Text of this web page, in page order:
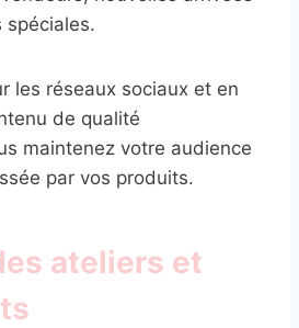
spéciales.
les réseaux sociaux et en
de qualité
maintenez votre audience
par vos produits.
ateliers et